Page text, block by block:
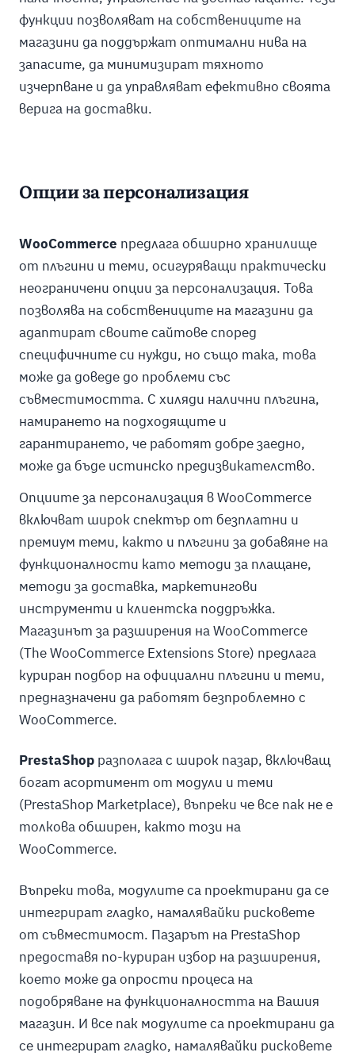
функции позволяват на собствениците на
магазини да поддържат оптимални нива на
запасите, да минимизират тяхното
изчерпване и да управляват ефективно своята
верига на доставки.
Опции за персонализация
WooCommerce предлага обширно хранилище
от плъгини и теми, осигуряващи практически
неограничени опции за персонализация. Това
позволява на собствениците на магазини да
адаптират своите сайтове според
специфичните си нужди, но също така, това
може да доведе до проблеми със
съвместимостта. С хиляди налични плъгина,
намирането на подходящите и
гарантирането, че работят добре заедно,
може да бъде истинско предизвикателство.
Опциите за персонализация в WooCommerce
включват широк спектър от безплатни и
премиум теми, както и плъгини за добавяне на
функционалности като методи за плащане,
методи за доставка, маркетингови
инструменти и клиентска поддръжка.
Магазинът за разширения на WooCommerce
(The WooCommerce Extensions Store) предлага
куриран подбор на официални плъгини и теми,
предназначени да работят безпроблемно с
WooCommerce.
PrestaShopразполага с широк пазар, включващ
богат асортимент от модули и теми
(PrestaShop Marketplace), въпреки че все пак не е
толкова обширен, както този на
WooCommerce.
Въпреки това, модулите са проектирани да се
интегрират гладко, намалявайки рисковете
от съвместимост. Пазарът на PrestaShop
предоставя по-куриран избор на разширения,
което може да опрости процеса на
подобряване на функционалността на Вашия
магазин. И все пак модулите са проектирани да
се интегрират гладко, намалявайки рисковете